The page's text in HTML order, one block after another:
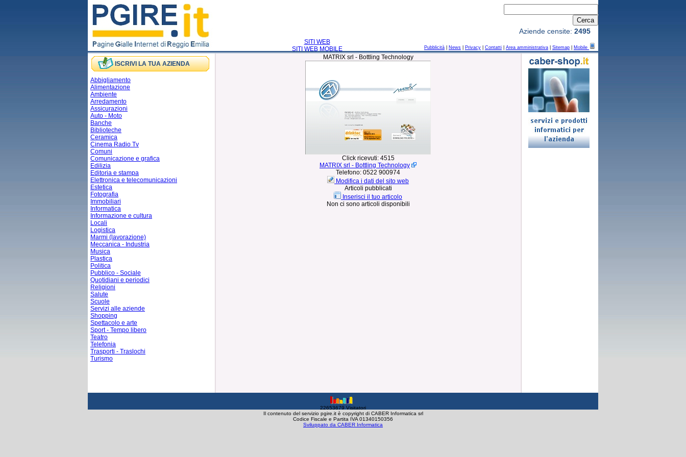
SITI WEB
SITI WEB MOBILE
Pubblicità News Privacy Contatti Area amministrativa Sitemap Mobile
Aziende censite: 2495
ISCRIVI LA TUA AZIENDA
Abbigliamento
Alimentazione
Ambiente
Arredamento
Assicurazioni
Auto - Moto
Banche
Biblioteche
Ceramica
Cinema Radio Tv
Comuni
Comunicazione e grafica
Edilizia
Editoria e stampa
Elettronica e telecomunicazioni
Estetica
Fotografia
Immobiliari
Informatica
Informazione e cultura
Locali
Logistica
Marmi (lavorazione)
Meccanica - Industria
Musica
Plastica
Politica
Pubblico - Sociale
Quotidiani e periodici
Religioni
Salute
Scuole
Servizi alle aziende
Shopping
Spettacolo e arte
Sport - Tempo libero
Teatro
Telefonia
Trasporti - Traslochi
Turismo
MATRIX srl - Bottling Technology
Click ricevuti: 4515
MATRIX srl - Bottling Technology
Telefono: 0522 900974
Modifica i dati del sito web
Articoli pubblicati
Inserisci il tuo articolo
Non ci sono articoli disponibili
22653679 Visitatori
Il contenuto del servizio pgire.it è copyright di CABER Informatica srl
Codice Fiscale e Partita IVA 01340150356
Sviluppato da CABER Informatica